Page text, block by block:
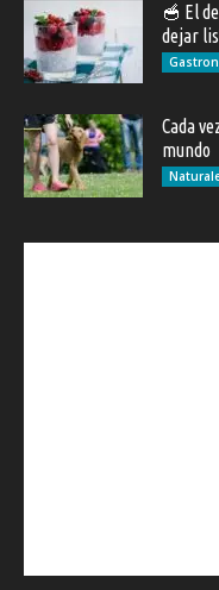
🥣 El
dejar
Cada
mundo